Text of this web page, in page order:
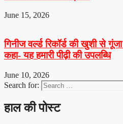
June 15, 2026
गिनीज वर्ल्ड रिकॉर्ड की खुशी से
कहा- यह हमारी पीढ़ी की उपलब्धि
June 10, 2026
Search for:
हाल की पोस्ट